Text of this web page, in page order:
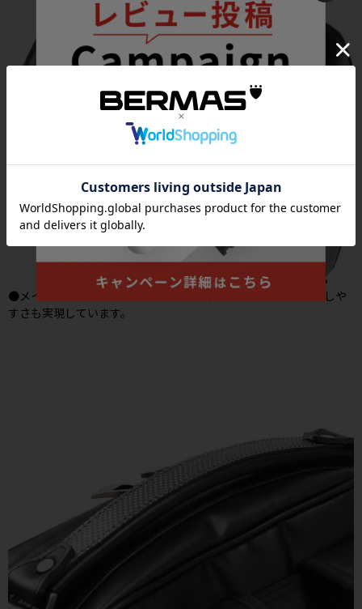
●メインルームはマチ付きで収納物の落下を防ぎ、出し入れのしや
すさも実現しています。